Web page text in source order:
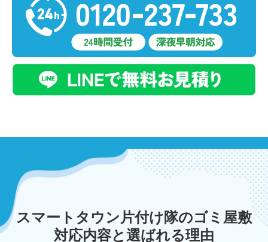
スマートタウン片付け隊のゴミ屋敷
対応内容と選ばれる理由